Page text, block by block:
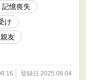
ってるから五年前のこ
るも何もおれには五
」 五年前の消えた記
すれ違い&追いかけっ
も投稿しています
記憶喪失
け
親友
登録日 2025.08.04